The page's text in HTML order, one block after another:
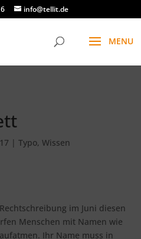
info@tellit.de
| Typo, Wissen
im Juni diesen
Menschen mit Namen wie
Ihr Name muss in